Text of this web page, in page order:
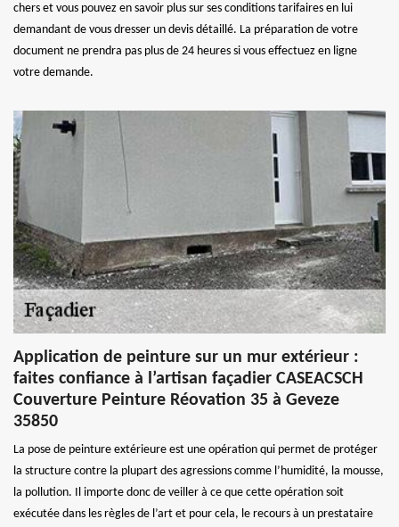
chers et vous pouvez en savoir plus sur ses conditions tarifaires en lui
demandant de vous dresser un devis détaillé. La préparation de votre
document ne prendra pas plus de 24 heures si vous effectuez en ligne
votre demande.
Application de peinture sur un mur extérieur :
faites confiance à l’artisan façadier CASEACSCH
Couverture Peinture Réovation 35 à Geveze
35850
La pose de peinture extérieure est une opération qui permet de protéger
la structure contre la plupart des agressions comme l’humidité, la mousse,
la pollution. Il importe donc de veiller à ce que cette opération soit
exécutée dans les règles de l’art et pour cela, le recours à un prestataire